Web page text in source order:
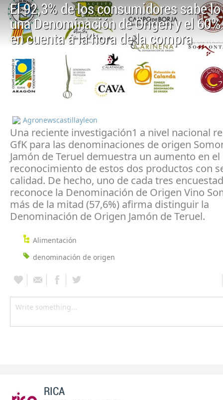
El 92,3% de los consumidores sabe lo
una Denominación de Origen y el
en cuenta a la hora de la compra
Agronewscastillayleon
Una reciente investigación1 a nivel nacional
GfK para las denominaciones de origen
Jamón de Teruel demuestra un aumento en el
reconocimiento de estos dos productos con
calidad. De hecho, uno de cada tres
reconoce la Denominación de Origen Vino
más de la mitad (57,6%) afirma distinguir la
Denominación de Origen Jamón de Teruel.
Alimentación
denominación de origen
RICA